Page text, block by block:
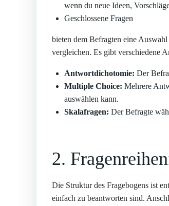
wenn du neue Ideen,
Geschlossene Fragen
bieten dem Befragten eine
vergleichen. Es gibt verschiedene
Antwortdichotomie: Der
Multiple Choice: Mehrere
auswählen kann.
Skalafragen: Der Befragte
2.
Die Struktur des Fragebogens ist
einfach zu beantworten sind.